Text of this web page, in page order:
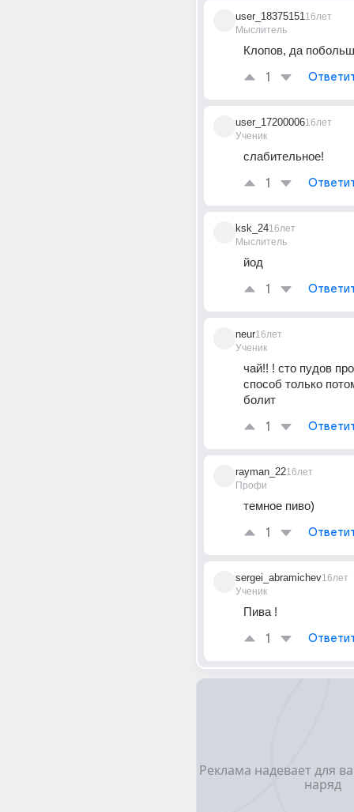
user_18375151
Мыслитель
16лет
Клопов, да
1
user_17200006
Ученик
16лет
слабительное!
1
ksk_24
Мыслитель
16лет
йод
1
neur
Ученик
16лет
чай!! ! сто пудов
способ только
болит
1
rayman_22
Профи
16лет
темное пиво)
1
sergei_abramichev
Ученик
16лет
Пива !
1